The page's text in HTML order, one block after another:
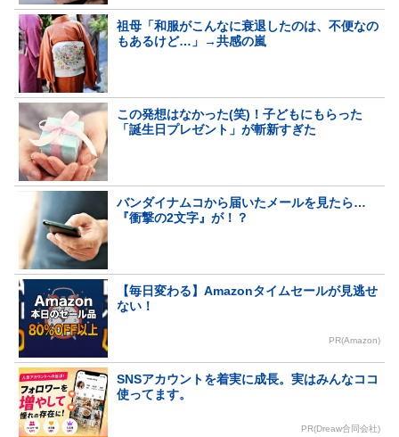
祖母「和服がこんなに衰退したのは、不便なの
もあるけど…」→共感の嵐
この発想はなかった(笑)！子どもにもらった
「誕生日プレゼント」が斬新すぎた
バンダイナムコから届いたメールを見たら…
『衝撃の2文字』が！？
【毎日変わる】Amazonタイムセールが見逃せ
ない！
PR(Amazon)
SNSアカウントを着実に成長。実はみんなココ
使ってます。
PR(Dreaw合同会社)